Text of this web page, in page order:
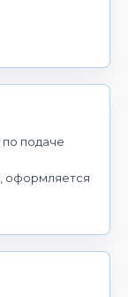
по подаче
оформляется